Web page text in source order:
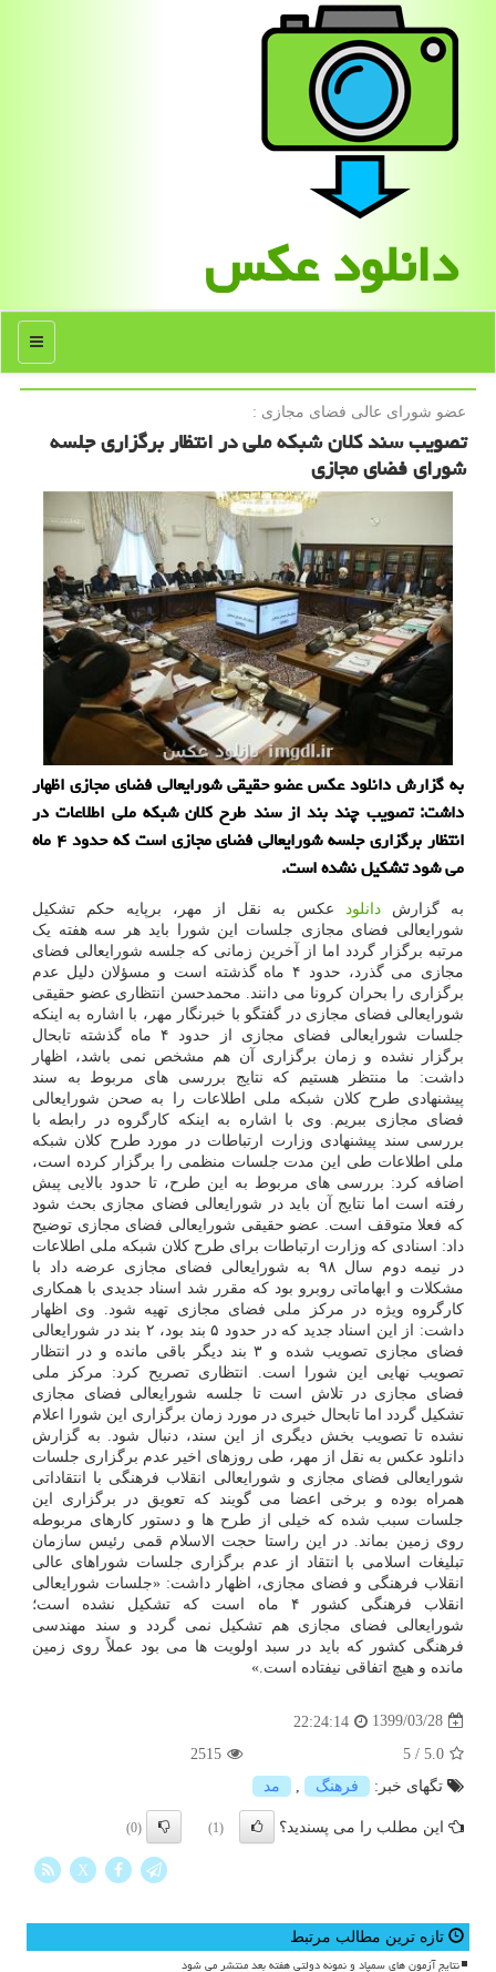
دانلود عكس
منو
عضو شورای عالی فضای مجازی :
تصویب سند كلان شبكه ملی در انتظار برگزاری جلسه
شورای فضای مجازی
به گزارش دانلود عكس عضو حقیقی شورایعالی فضای مجازی اظهار
داشت: تصویب چند بند از سند طرح كلان شبكه ملی اطلاعات در
انتظار برگزاری جلسه شورایعالی فضای مجازی است كه حدود ۴ ماه
می شود تشكیل نشده است.
به گزارش دانلود
عکس به نقل از مهر، برپایه حکم تشکیل
شورایعالی فضای مجازی جلسات این شورا باید هر سه هفته یک
مرتبه برگزار گردد اما از آخرین زمانی که جلسه شورایعالی فضای
مجازی می گذرد، حدود ۴ ماه گذشته است و مسؤلان دلیل عدم
برگزاری را بحران کرونا می دانند. محمدحسن انتظاری عضو حقیقی
شورایعالی فضای مجازی در گفتگو با خبرنگار مهر، با اشاره به اینکه
جلسات شورایعالی فضای مجازی از حدود ۴ ماه گذشته تابحال
برگزار نشده و زمان برگزاری آن هم مشخص نمی باشد، اظهار
داشت: ما منتظر هستیم که نتایج بررسی های مربوط به سند
پیشنهادی طرح کلان شبکه ملی اطلاعات را به صحن شورایعالی
فضای مجازی ببریم. وی با اشاره به اینکه کارگروه در رابطه با
بررسی سند پیشنهادی وزارت ارتباطات در مورد طرح کلان شبکه
ملی اطلاعات طی این مدت جلسات منظمی را برگزار کرده است،
اضافه کرد: بررسی های مربوط به این طرح، تا حدود بالایی پیش
رفته است اما نتایج آن باید در شورایعالی فضای مجازی بحث شود
که فعلا متوقف است. عضو حقیقی شورایعالی فضای مجازی توضیح
داد: اسنادی که وزارت ارتباطات برای طرح کلان شبکه ملی اطلاعات
در نیمه دوم سال ۹۸ به شورایعالی فضای مجازی عرضه داد با
مشکلات و ابهاماتی روبرو بود که مقرر شد اسناد جدیدی با همکاری
کارگروه ویژه در مرکز ملی فضای مجازی تهیه شود. وی اظهار
داشت: از این اسناد جدید که در حدود ۵ بند بود، ۲ بند در شورایعالی
فضای مجازی تصویب شده و ۳ بند دیگر باقی مانده و در انتظار
تصویب نهایی این شورا است. انتظاری تصریح کرد: مرکز ملی
فضای مجازی در تلاش است تا جلسه شورایعالی فضای مجازی
تشکیل گردد اما تابحال خبری در مورد زمان برگزاری این شورا اعلام
نشده تا تصویب بخش دیگری از این سند، دنبال شود. به گزارش
دانلود عکس به نقل از مهر، طی روزهای اخیر عدم برگزاری جلسات
شورایعالی فضای مجازی و شورایعالی انقلاب فرهنگی با انتقاداتی
همراه بوده و برخی اعضا می گویند که تعویق در برگزاری این
جلسات سبب شده که خیلی از طرح ها و دستور کارهای مربوطه
روی زمین بماند. در این راستا حجت الاسلام قمی رئیس سازمان
تبلیغات اسلامی با انتقاد از عدم برگزاری جلسات شوراهای عالی
انقلاب فرهنگی و فضای مجازی، اظهار داشت: «جلسات شورایعالی
انقلاب فرهنگی کشور ۴ ماه است که تشکیل نشده است؛
شورایعالی فضای مجازی هم تشکیل نمی گردد و سند مهندسی
فرهنگی کشور که باید در سبد اولویت ها می بود عملاً روی زمین
مانده و هیچ اتفاقی نیفتاده است.»
1399/03/28
22:24:14
5.0
/
5
2515
تگهای خبر:
فرهنگ , مد
این مطلب را می پسندید؟ (1)
(0)
X
تازه ترین مطالب مرتبط
نتایج آزمون های سمپاد و نمونه دولتی هفته بعد منتشر می شود